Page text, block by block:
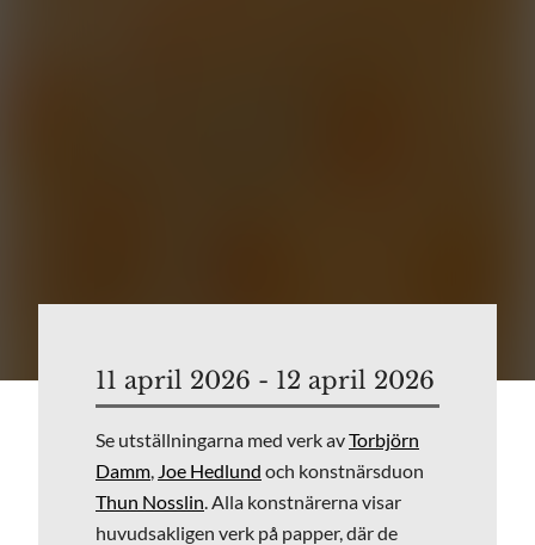
11 april 2026 - 12 april 2026
Se utställningarna med verk avTorbjörn
Damm Joe Hedlund och konstnärsduon
Thun Nosslin . Alla konstnärerna visar
huvudsakligen verk på papper, där de